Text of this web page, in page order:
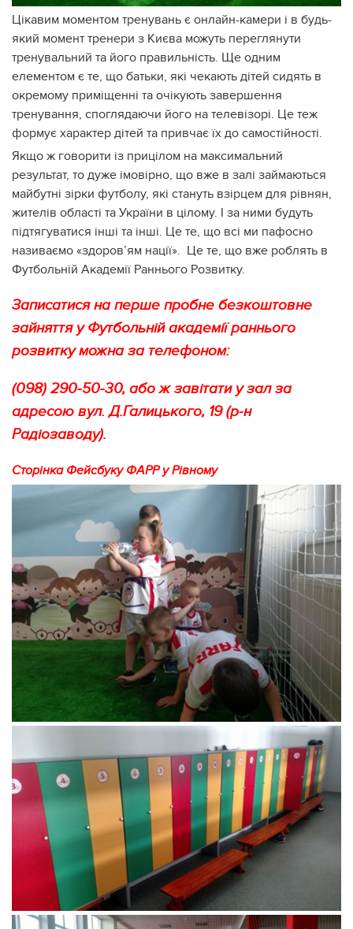
Цікавим моментом тренувань є онлайн-камери і в будь-
який момент тренери з Києва можуть переглянути
тренувальний та його правильність. Ще одним
елементом є те, що батьки, які чекають дітей сидять в
окремому приміщенні та очікують завершення
тренування, споглядаючи його на телевізорі. Це теж
формує характер дітей та привчає їх до самостійності.
Якщо ж говорити із прицілом на максимальний
результат, то дуже імовірно, що вже в залі займаються
майбутні зірки футболу, які стануть взірцем для рівнян,
жителів області та України в цілому. І за ними будуть
підтягуватися інші та інші. Це те, що всі ми пафосно
називаємо «здоров’ям нації». Це те, що вже роблять в
Футбольній Академії Раннього Розвитку.
Записатися на перше пробне безкоштовне
зайняття у Футбольній академії раннього
розвитку можна за телефоном:
(098) 290-50-30, або ж завітати у зал за
адресою вул. Д.Галицького, 19 (р-н
Радіозаводу).
​Сторінка Фейсбуку ФАРР у Рівному